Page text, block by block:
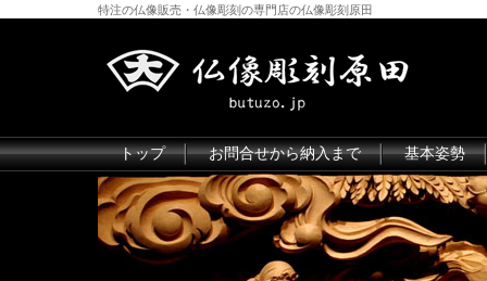
特注の仏像販売・仏像彫刻の専門店の仏像彫刻原田
トップ お問合せから納入まで 基本姿勢